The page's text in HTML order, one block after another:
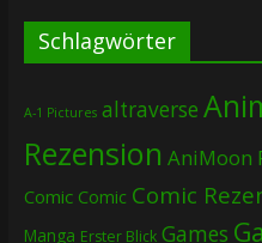
Schlagwörter
A-1 Pictures altraverse
Rezension AniMoon
Comic Comic Comic
Manga Erster Blick Games